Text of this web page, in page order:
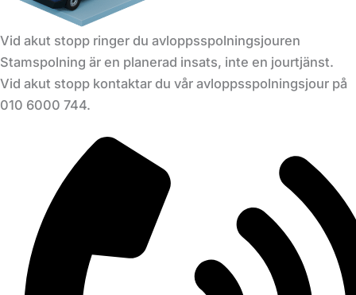
Vid akut stopp ringer du avloppsspolningsjouren
Stamspolning är en planerad insats, inte en jourtjänst.
Vid akut stopp kontaktar du vår avloppsspolningsjour på
010 6000 744.